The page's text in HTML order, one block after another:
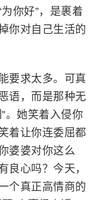
你好”，是裹着
你对自己生活的
要求太多。可真
语，而是那种无
。她笑着入侵你
着让你连委屈都
婆婆对你这么
良心吗？今天，
个真正高情商的